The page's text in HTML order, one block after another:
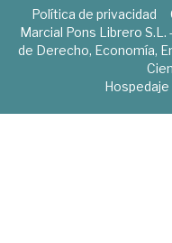
Política de privacidad
Marcial Pons Librero
de Derecho, Economía,